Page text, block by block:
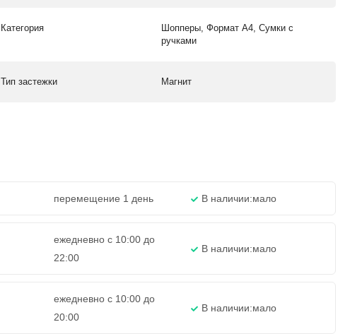
Категория
Шопперы, Формат А4, Сумки с
ручками
Тип застежки Магнит
перемещение 1 день В наличии:мало
ежедневно с 10:00 до
22:00
В наличии:мало
ежедневно с 10:00 до
20:00
В наличии:мало